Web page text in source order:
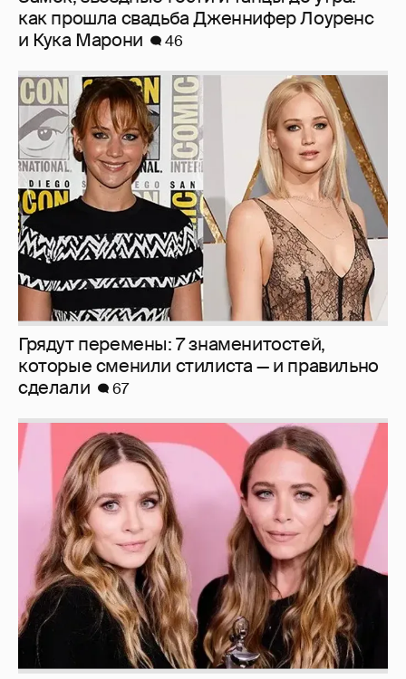
как прошла свадьба Дженнифер Лоуренс
и Кука Марони
46
Грядут перемены: 7 знаменитостей,
которые сменили стилиста — и правильно
сделали
67